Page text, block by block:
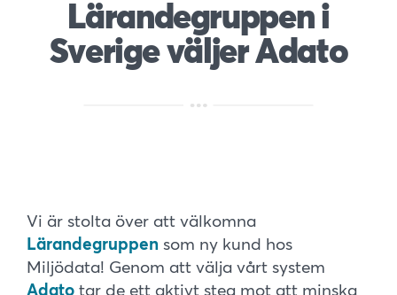
Lärandegruppen i
Sverige väljer Adato
Vi är stolta över att välkomna
Lärandegruppen som ny kund hos
Miljödata! Genom att välja vårt system
Adato tar de ett aktivt steg mot att minska